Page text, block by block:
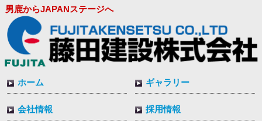
男鹿からJAPANステージへ
ホーム ギャラリー
会社情報 採用情報